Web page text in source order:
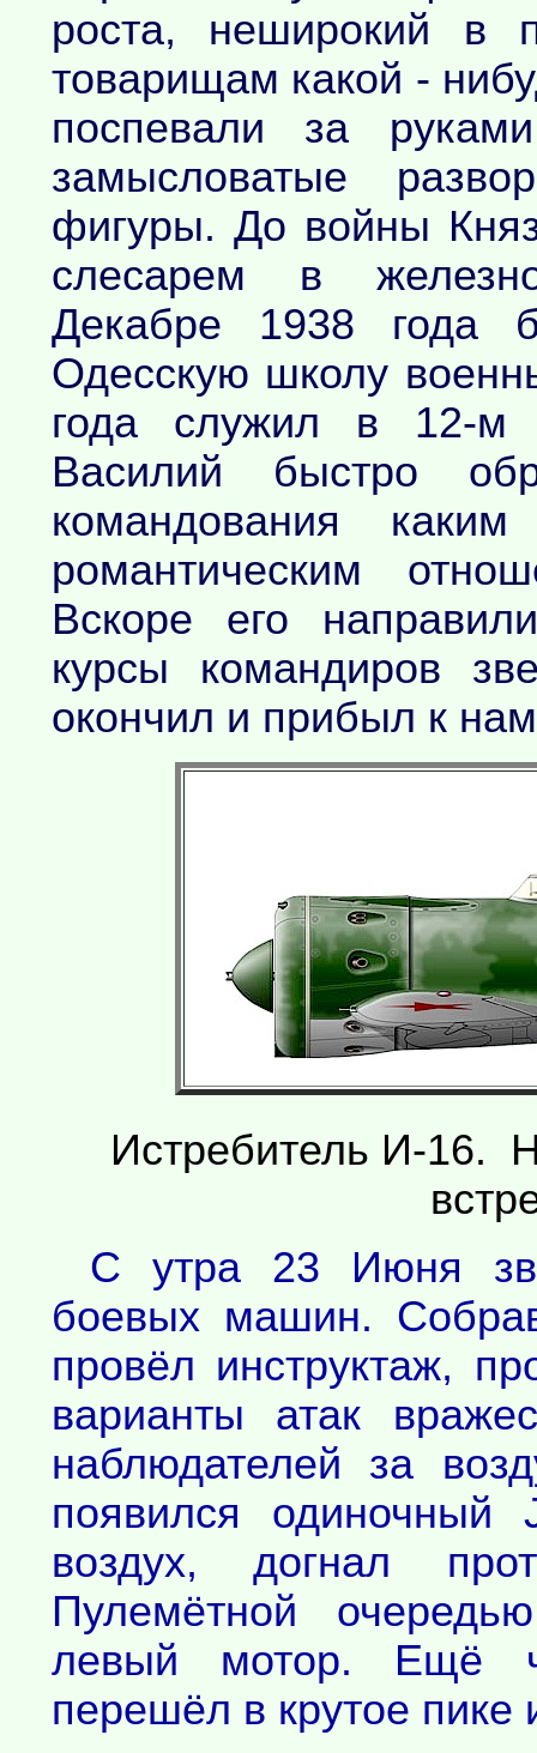
роста, неширокий в
товарищам какой -
поспевали за
замысловатые
фигуры. До войны
слесарем в
Декабре 1938 года
Одесскую школу
года служил в 12-м
Василий быстро
командования
романтическим
Вскоре его
курсы командиров
окончил и прибыл к
Истребитель И-16.
С утра 23 Июня
боевых машин.
провёл инструктаж,
варианты атак
наблюдателей за
появился одиночный
воздух, догнал
Пулемётной
левый мотор. Ещё
перешёл в крутое